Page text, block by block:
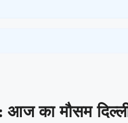
का मौसम